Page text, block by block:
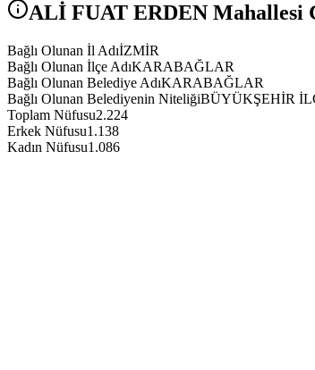
ALİ FUAT ERDEN Mahallesi
Bağlı Olunan İl AdıİZMİR
Bağlı Olunan İlçe AdıKARABAĞLAR
Bağlı Olunan Belediye AdıKARABAĞLAR
Bağlı Olunan Belediyenin NiteliğiBÜYÜKŞEHİR
Toplam Nüfusu2.224
Erkek Nüfusu1.138
Kadın Nüfusu1.086